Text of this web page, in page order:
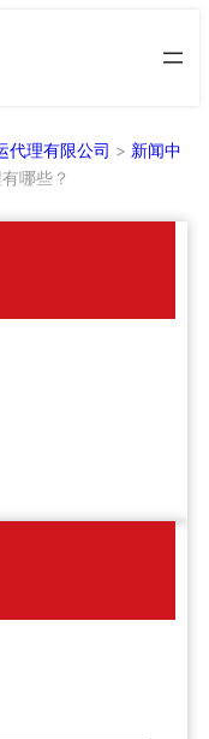
代理有限公司 > 新闻中
哪些？